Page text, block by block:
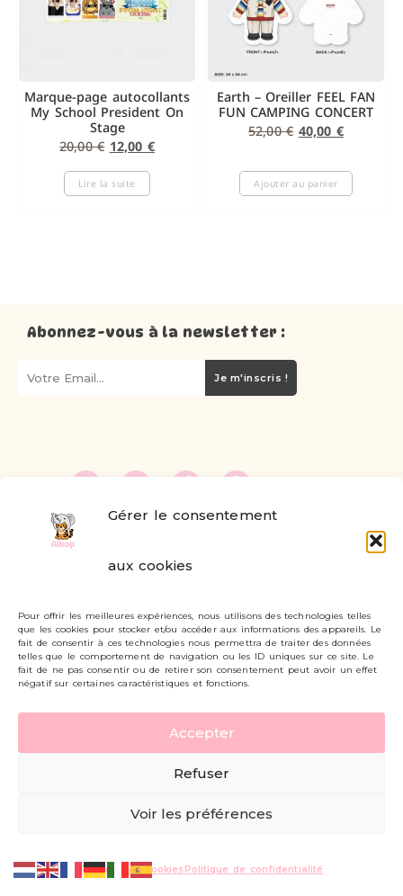
Gérer le consentement
aux cookies
Pour offrir les meilleures expériences, nous utilisons des technologies telles
que les cookies pour stocker et/ou accéder aux informations des appareils. Le
fait de consentir à ces technologies nous permettra de traiter des données
telles que le comportement de navigation ou les ID uniques sur ce site. Le
fait de ne pas consentir ou de retirer son consentement peut avoir un effet
négatif sur certaines caractéristiques et fonctions.
Accepter
Refuser
Voir les préférences
Politique de cookiesPolitique de confidentialité
Marque-page autocollants
My School President On
Stage
20,00€ 12,00 €
Lire la suite
Earth – Oreiller FEEL FAN
FUN CAMPING CONCERT
52,00€ 40,00 €
Ajouter au panier
Abonnez-vous à la newsletter :
Je m'inscris !
Livraisons et retours
Mon compte
Carte cadeau
Politique de confidentialité
Mentions légales - CGV
© AIKOP 2026, tous droits réservés.